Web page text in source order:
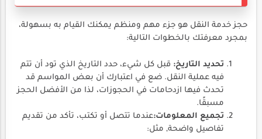
حجز خدمة النقل هو جزء مهم ومنظم يمكنك القيام به بسهولة،
بمجرد معرفتك بالخطوات التالية:
تحديد التاريخ: قبل كل شيء، حدد التاريخ الذي تود أن تتم
فيه عملية النقل. ضع في اعتبارك أن بعض المواسم قد
تحدث فيها ازدحامات في الحجوزات، لذا من الأفضل الحجز
مسبقًا.
تجميع المعلومات:عندما تتصل أو تكتب، تأكد من تقديم
تفاصيل واضحة, مثل: